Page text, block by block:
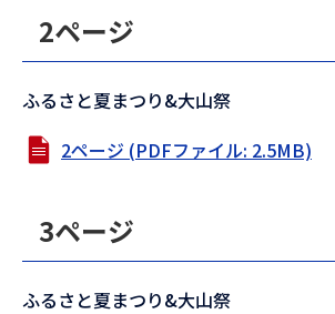
2ページ
ふるさと夏まつり&大山祭
2ページ (PDFファイル: 2.5MB)
3ページ
ふるさと夏まつり&大山祭